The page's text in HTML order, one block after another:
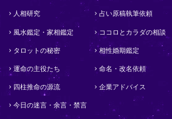
人相研究
風水鑑定・家相鑑定
タロットの秘密
運命の主役たち
四柱推命の源流
今日の迷言・余言・禁言
占い原稿執筆依頼
ココロとカラダの相談
相性婚期鑑定
命名・改名依頼
企業アドバイス